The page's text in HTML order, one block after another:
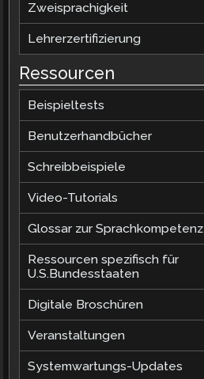
Zweisprachigkeit
Lehrerzertifizierung
Ressourcen
Beispieltests
Benutzerhandbücher
Schreibbeispiele
Video-Tutorials
Glossar zur Sprachkompetenz
Ressourcen spezifisch für
U.S.Bundesstaaten
Digitale Broschüren
Veranstaltungen
Systemwartungs-Updates